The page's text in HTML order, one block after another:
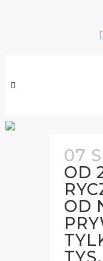
07
OD
OD